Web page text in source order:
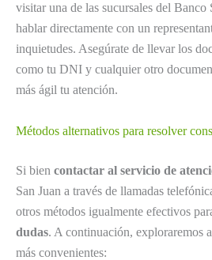
visitar una de las sucursales del
hablar directamente con un
inquietudes. Asegúrate de llevar los
como tu DNI y cualquier otro
más ágil tu atención.
Métodos alternativos para resolver
Si bien contactar al servicio de
San Juan a través de llamadas
otros métodos igualmente efectivos
dudas. A continuación, exploraremos
más convenientes: